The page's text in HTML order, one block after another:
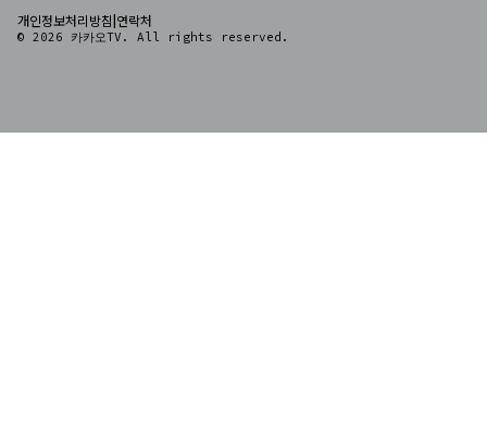
개인정보처리방침|연락처
© 2026 카카오TV. All rights reserved.